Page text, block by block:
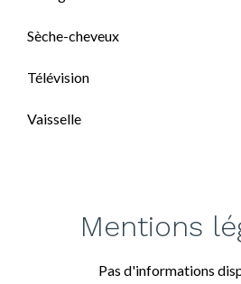
Sèche-cheveux
Télévision
Vaisselle
Mentions
Pas d'informations